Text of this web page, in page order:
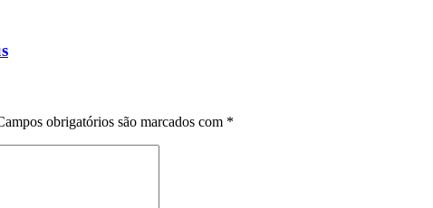
obrigatórios são marcados com *